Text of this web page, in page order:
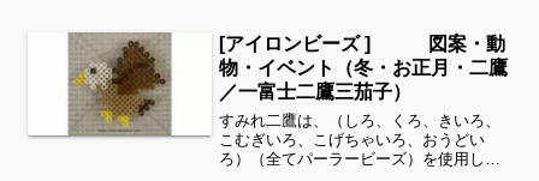
[アイロンビーズ ] 図案・動
物・イベント（冬・お正月・二鷹
／一富士二鷹三茄子）
すみれ二鷹は、（しろ、くろ、きいろ、
こむぎいろ、こげちゃいろ、おうどい
ろ）（全てパーラービーズ）を使用しま